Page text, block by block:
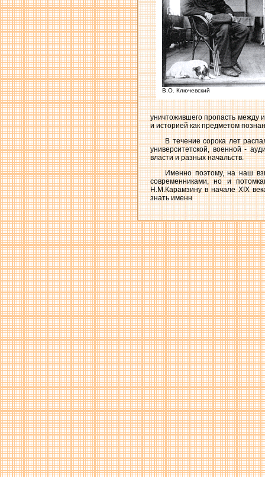
В.О. Ключевский
уничтожившего пропасть между
и историей как предметом
В течение сорока лет
университетской, военной -
власти и разных начальств.
Именно поэтому, на наш
современниками, но и
Н.М.Карамзину в начале XIX
знать именн